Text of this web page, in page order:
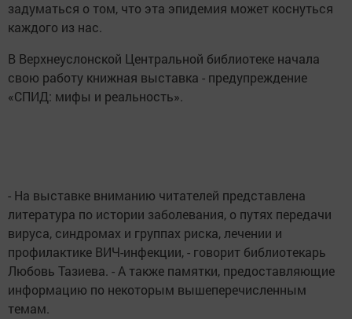
задуматься о том, что эта эпидемия может коснуться
каждого из нас.
В Верхнеуслонской Центральной библиотеке начала
свою работу книжная выставка - предупреждение
«СПИД: мифы и реальность».
- На выставке вниманию читателей представлена
литература по истории заболевания, о путях передачи
вируса, синдромах и группах риска, лечении и
профилактике ВИЧ-инфекции, - говорит библиотекарь
Любовь Тазиева. - А также памятки, предоставляющие
информацию по некоторым вышеперечисленным
темам.